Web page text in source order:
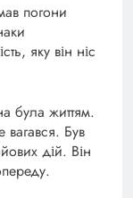
погони
яку він ніс
була життям.
вагався. Був
дій. Він